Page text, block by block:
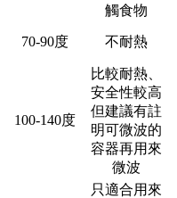
觸食物
70-90度 不耐熱
100-140度
比較耐熱、
安全性較高
但建議有註
明可微波的
容器再用來
微波
只適合用來